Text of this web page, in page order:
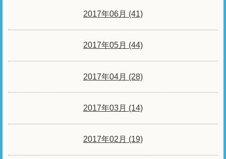
2017年06月 (41)
2017年05月 (44)
2017年04月 (28)
2017年03月 (14)
2017年02月 (19)